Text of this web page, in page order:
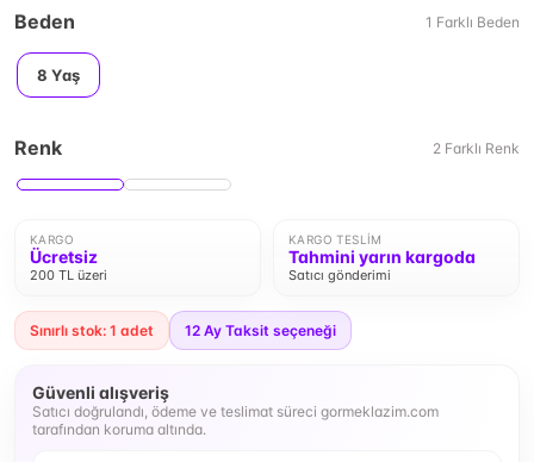
Beden 1 Farklı Beden
8 Yaş
Renk 2 Farklı Renk
KARGO
Ücretsiz
200 TL üzeri
KARGO TESLIM
Tahmini yarın kargoda
Satıcı gönderimi
Sınırlı stok: 1 adet 12 Ay Taksit seçeneği
Güvenli alışveriş
Satıcı doğrulandı, ödeme ve teslimat süreci gormeklazim.com
tarafından koruma altında.